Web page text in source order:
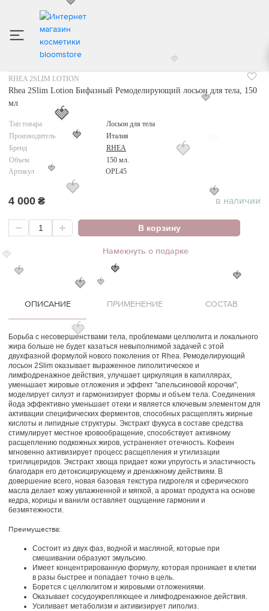
RHEA 2SLIM LOTION
Rhea 2Slim Lotion Бифазный Ремоделирующий лосьон для тела, 150
мл
Тип товара
Лосьон для тела
Производитель
Италия
Бренд
RHEA
Объем
150 мл.
Артикул
OPL45
4 000 ₴ в наличии
В корзину
Намекнуть о подарке
ОПИСАНИЕ ПРИМЕНЕНИЕ СОСТАВ
Борьба с несовершенствами тела, проблемами целлюлита и локального
жира больше не будет казаться невыполнимой задачей с этой
двухфазной формулой нового поколения от Rhea. Ремоделирующий
лосьон 2Slim оказывает выраженное липолитическое и
лимфодренажное действия, улучшает циркуляция в капиллярах,
уменьшает жировые отложения и эффект "апельсиновой корочки",
моделирует силуэт и гармонизирует формы и объем тела. Соединения
йода эффективно уменьшает отеки и является ключевым элементом для
активации специфических ферментов, способных расщеплять жирные
кислоты и липидные структуры. Экстракт фукуса в составе средства
стимулирует местное кровообращение, способствует активному
расщеплению подкожных жиров, устраненяет отечность. Кофеин
мгновенно активизирует процесс расщепления и утилизации
триглицеридов. Экстракт хвоща придает кожи упругость и эластичность
благодаря его детоксицирующему и дренажному действиям. В
довершение всего, новая базовая текстура гидрогеля и сферического
масла делает кожу увлажненной и мягкой, а аромат продукта на основе
кедра, корицы и ванили оставляет ощущение гармонии и
безмятежности.
Преимущества:
Состоит из двух фаз, водной и масляной, которые при
смешивании образуют эмульсию.
Имеет концентрированную формулу, которая проникает в клетки
в разы быстрее и попадает точно в цель.
Борется с целлюлитом и жировыми отложениями.
Оказывает сосудоукрепляющее и лимфодренажное действия.
Усиливает метаболизм и активизирует липолиз.
🍓
🍓
🍓
🍓
🍓